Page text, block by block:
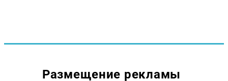
Размещение рекламы